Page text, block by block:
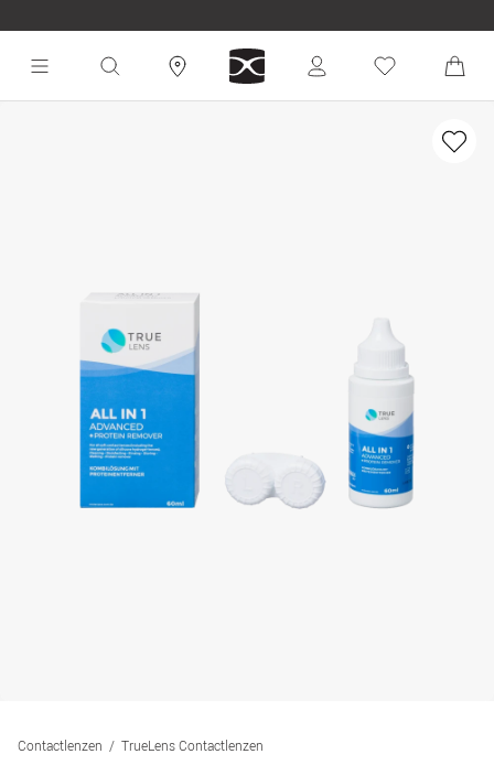
Contactlenzen TrueLens Contactlenzen